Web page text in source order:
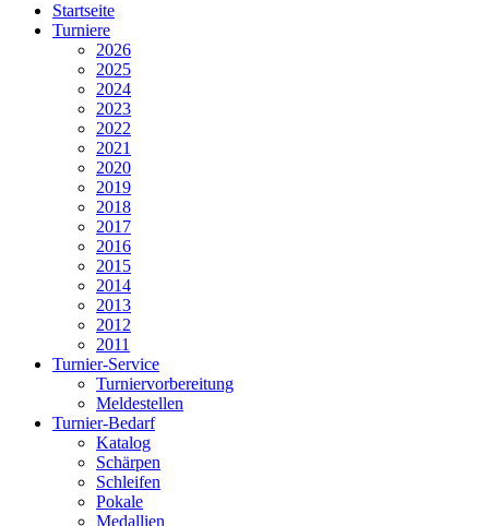
Startseite
Turniere
2026
2025
2024
2023
2022
2021
2020
2019
2018
2017
2016
2015
2014
2013
2012
2011
Turnier-Service
Turniervorbereitung
Meldestellen
Turnier-Bedarf
Katalog
Schärpen
Schleifen
Pokale
Medallien